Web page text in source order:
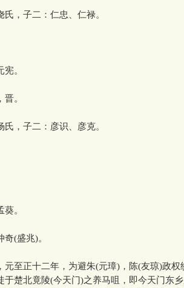
，子二：仁忠、仁禄。
。
。
，子二：彦识、彦克。
。
(盛兆)。
至正十二年，为避朱(元璋)，陈(友琼)政权
楚北竟陵(今天门)之养马咀，即今天门东